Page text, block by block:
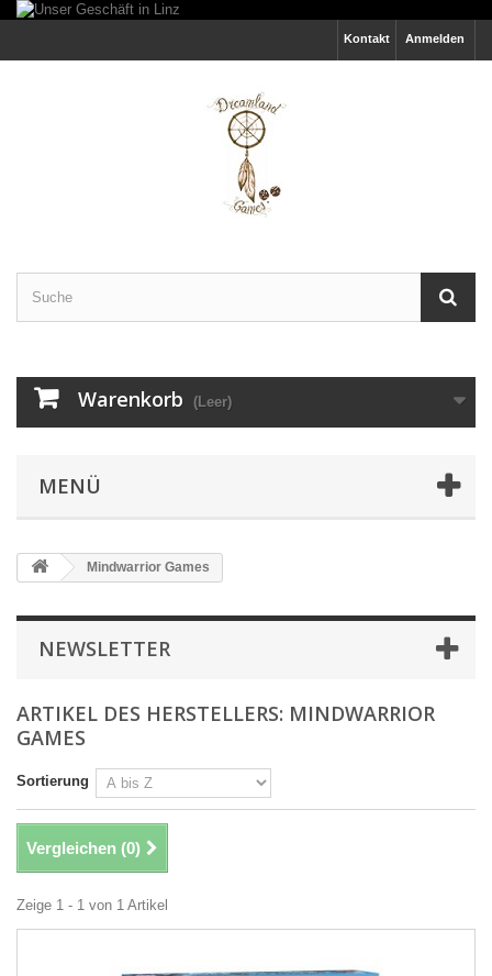
Anmelden
Kontakt
Warenkorb (Leer)
MENÜ
Mindwarrior Games
NEWSLETTER
ARTIKEL DES HERSTELLERS: MINDWARRIOR
GAMES
Sortierung
Vergleichen (0)
Zeige 1 - 1 von 1 Artikel